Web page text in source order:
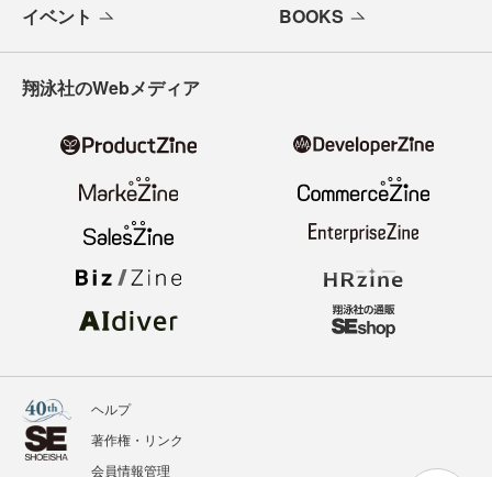
イベント BOOKS
翔泳社のWebメディア
ヘルプ
著作権・リンク
会員情報管理